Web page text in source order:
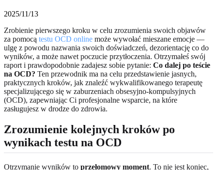
2025/11/13
Zrobienie pierwszego kroku w celu zrozumienia swoich objawów
za pomocą testu OCD online może wywołać mieszane emocje —
ulgę z powodu nazwania swoich doświadczeń, dezorientację co do
wyników, a może nawet poczucie przytłoczenia. Otrzymałeś swój
raport i prawdopodobnie zadajesz sobie pytanie: Co dalej po teście
na OCD? Ten przewodnik ma na celu przedstawienie jasnych,
praktycznych kroków, jak znaleźć wykwalifikowanego terapeutę
specjalizującego się w zaburzeniach obsesyjno-kompulsyjnych
(OCD), zapewniając Ci profesjonalne wsparcie, na które
zasługujesz w drodze do zdrowia.
Zrozumienie kolejnych kroków po
wynikach testu na OCD
Otrzymanie wyników to przełomowy moment. To nie jest koniec,